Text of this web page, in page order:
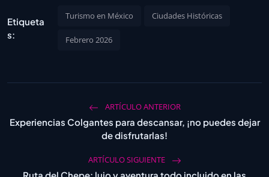
Etiqueta
s:
Turismo en México Ciudades Históricas
Febrero 2026
ARTÍCULO ANTERIOR
Experiencias Colgantes para descansar, ¡no puedes dejar
de disfrutarlas!
ARTÍCULO SIGUIENTE